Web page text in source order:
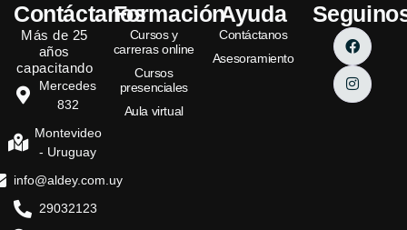
Contáctanos
Más de 25
años
capacitando
Mercedes
832
Montevideo
- Uruguay
info@aldey.com.uy
29032123
Formación
Cursos y
carreras online
Cursos
presenciales
Aula virtual
Ayuda
Contáctanos
Asesoramiento